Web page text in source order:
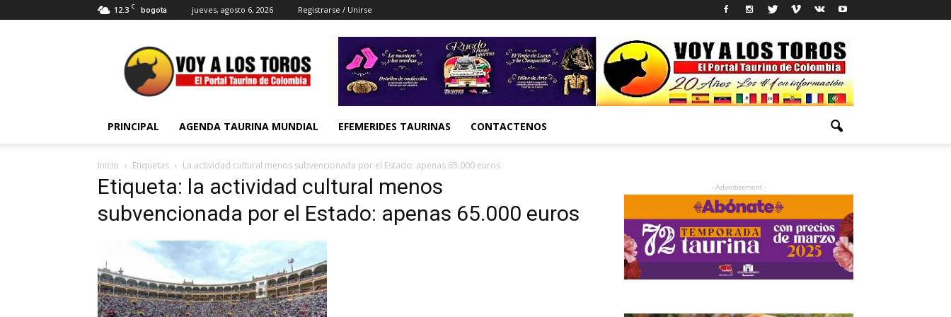
12.3 C bogota jueves, agosto 6, 2026 Registrarse / Unirse
Voy
a
Los
Toros
PRINCIPAL AGENDA TAURINA MUNDIAL EFEMERIDES TAURINAS CONTACTENOS
Inicio Etiquetas La actividad cultural menos subvencionada por el Estado: apenas 65.000 euros
Etiqueta: la actividad cultural menos
subvencionada por el Estado: apenas 65.000 euros
- Advertisement -